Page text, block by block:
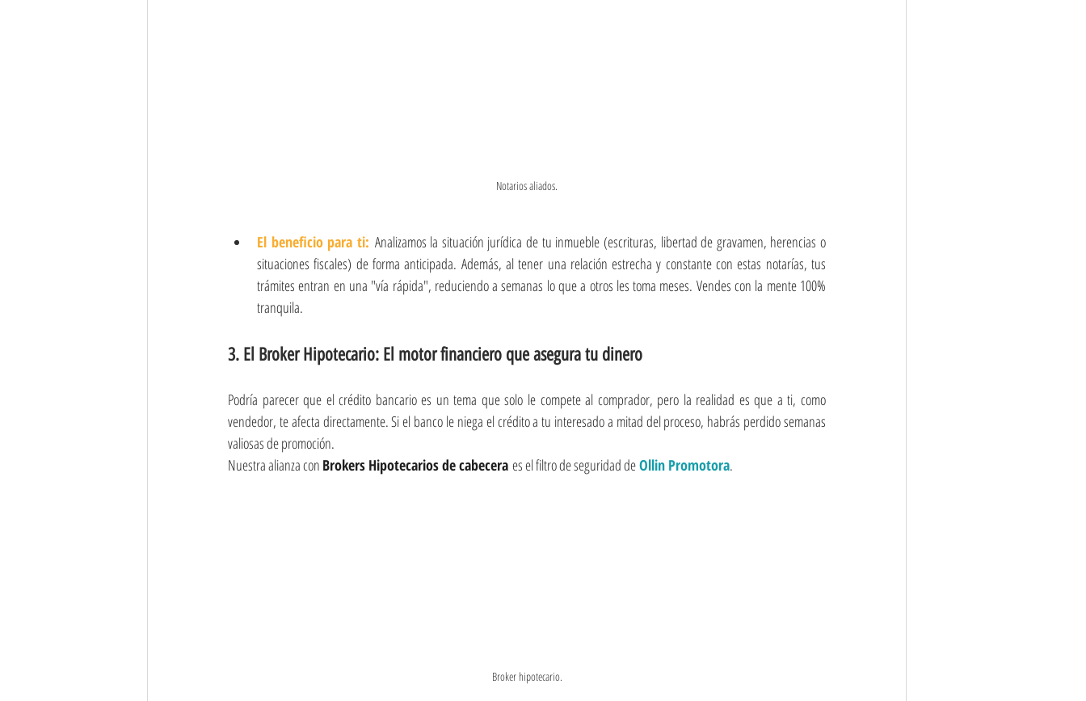
Notarios aliados.
El beneficio para ti: Analizamos la situación jurídica de tu inmueble (escrituras, libertad de gravamen, herencias o
situaciones fiscales) de forma anticipada. Además, al tener una relación estrecha y constante con estas notarías, tus
trámites entran en una "vía rápida", reduciendo a semanas lo que a otros les toma meses. Vendes con la mente 100%
tranquila.
3. El Broker Hipotecario: El motor financiero que asegura tu dinero
Podría parecer que el crédito bancario es un tema que solo le compete al comprador, pero la realidad es que a ti, como
vendedor, te afecta directamente. Si el banco le niega el crédito a tu interesado a mitad del proceso, habrás perdido semanas
valiosas de promoción.
Nuestra alianza con Brokers Hipotecarios de cabecera es el filtro de seguridad de Ollin Promotora.
Broker hipotecario.